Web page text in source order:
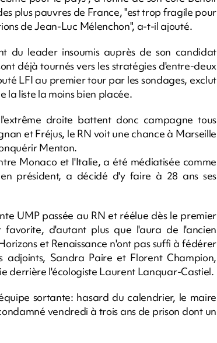
plus pauvres de France, "est trop fragile pour
de Jean-Luc Mélenchon", a-t-il ajouté.
du leader insoumis auprès de son candidat
déjà tournés vers les stratégies d'entre-deux
LFI au premier tour par les sondages, exclut
liste la moins bien placée.
droite battent donc campagne tous
et Fréjus, le RN voit une chance à Marseille
Menton.
Monaco et l'Italie, a été médiatisée comme
président, a décidé d'y faire à 28 ans ses
UMP passée au RN et réélue dès le premier
d'autant plus que l'aura de l'ancien
et Renaissance n'ont pas suffi à fédérer
Sandra Paire et Florent Champion,
derrière l'écologiste Laurent Lanquar-Castiel.
sortante: hasard du calendrier, le maire
vendredi à trois ans de prison dont un